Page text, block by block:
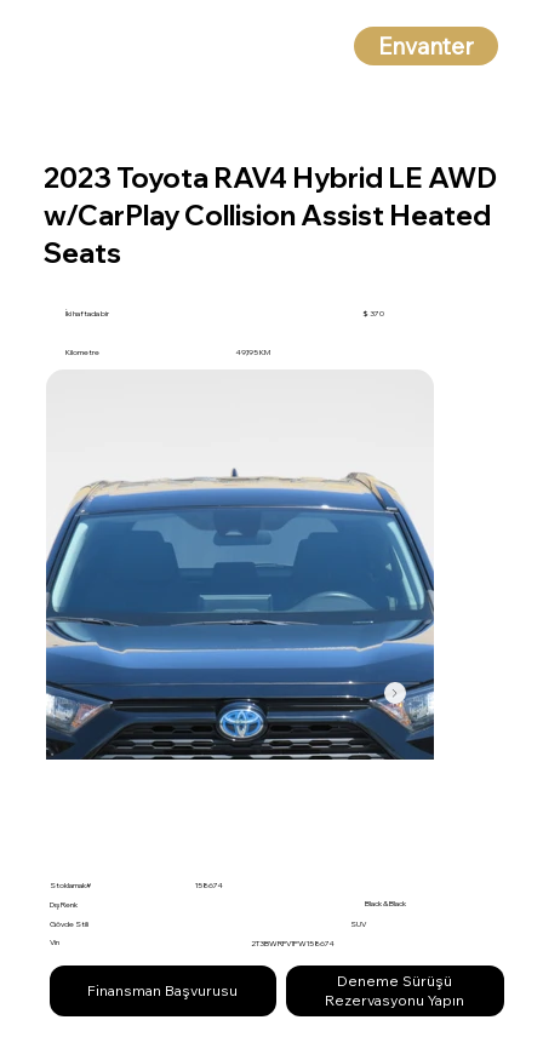
Envanter
İki haftada bir $ 370
Kilometre 49,195 KM
Stoklamak#
158674
Dış Renk
Black & Black
Gövde Stili
SUV
Vin
2T3BWRFV1PW158674
Finansman Başvurusu
Deneme Sürüşü
Rezervasyonu Yapın
2023 Toyota RAV4 Hybrid LE AWD
w/CarPlay Collision Assist Heated
Seats